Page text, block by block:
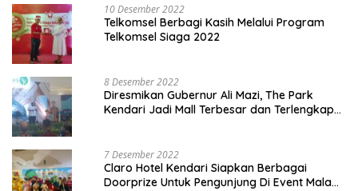
10 Desember 2022
Telkomsel Berbagi Kasih Melalui Program
Telkomsel Siaga 2022
8 Desember 2022
Diresmikan Gubernur Ali Mazi, The Park
Kendari Jadi Mall Terbesar dan Terlengkap
7 Desember 2022
Claro Hotel Kendari Siapkan Berbagai
Doorprize Untuk Pengunjung Di Event Malam